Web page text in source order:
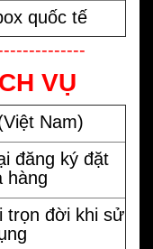
quốc tế
VỤ
Nam)
đăng ký đặt
hàng
trọn đời khi sử